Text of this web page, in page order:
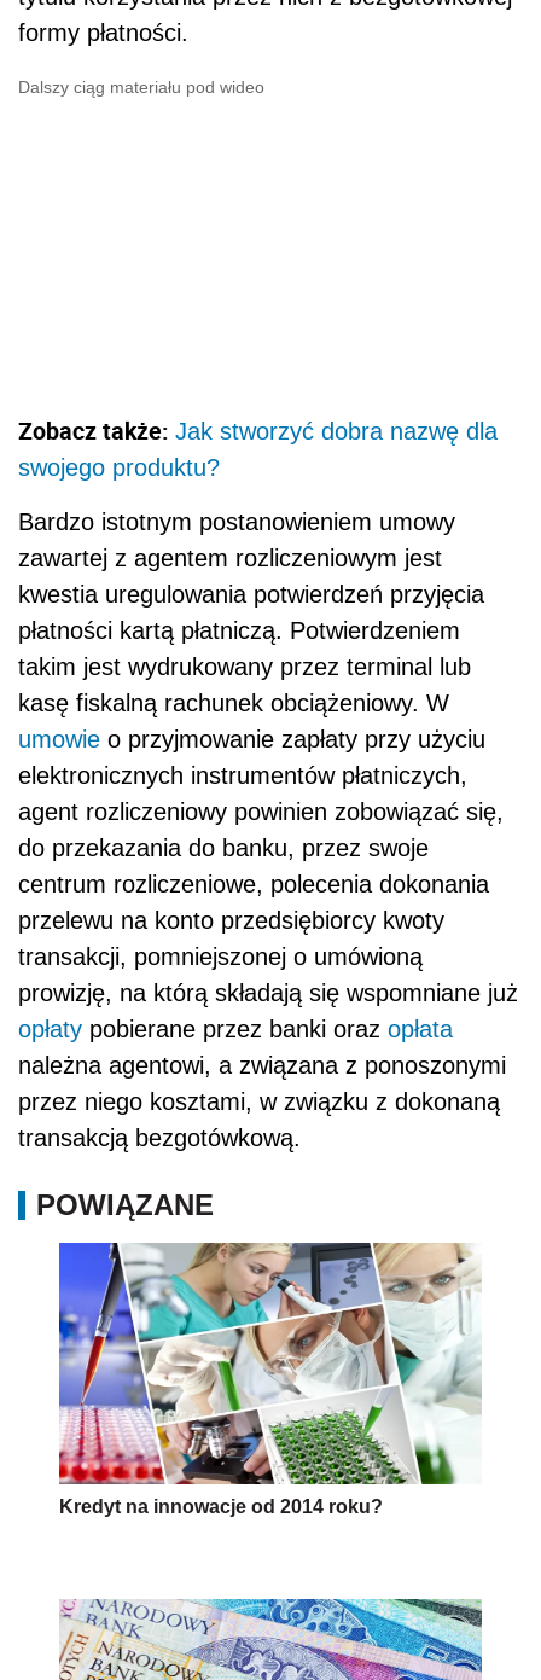
formy płatności.
Dalszy ciąg materiału pod wideo
Zobacz także: Jak stworzyć dobra nazwę dla
swojego produktu?
Bardzo istotnym postanowieniem umowy
zawartej z agentem rozliczeniowym jest
kwestia uregulowania potwierdzeń przyjęcia
płatności kartą płatniczą. Potwierdzeniem
takim jest wydrukowany przez terminal lub
kasę fiskalną rachunek obciążeniowy. W
umowie o przyjmowanie zapłaty przy użyciu
elektronicznych instrumentów płatniczych,
agent rozliczeniowy powinien zobowiązać się,
do przekazania do banku, przez swoje
centrum rozliczeniowe, polecenia dokonania
przelewu na konto przedsiębiorcy kwoty
transakcji, pomniejszonej o umówioną
prowizję, na którą składają się wspomniane już
opłaty pobierane przez banki oraz opłata
należna agentowi, a związana z ponoszonymi
przez niego kosztami, w związku z dokonaną
transakcją bezgotówkową.
POWIĄZANE
Kredyt na innowacje od 2014 roku?